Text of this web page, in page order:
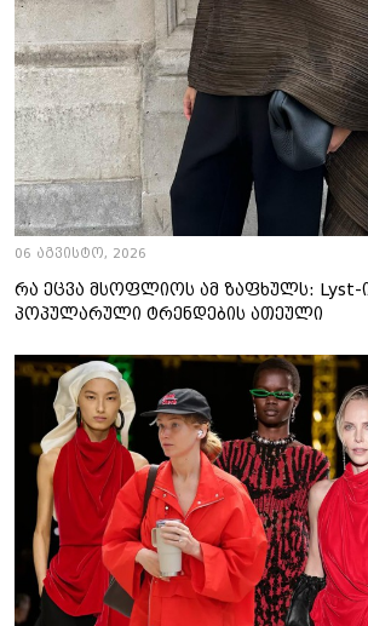
06 აგვისტო, 2026
რა ეცვა მსოფლიოს ამ ზაფხულს: Lyst-
პოპულარული ტრენდების ათეული